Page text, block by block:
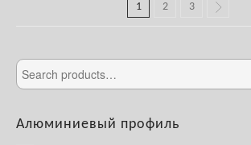
1 2 3
Алюминиевый профиль